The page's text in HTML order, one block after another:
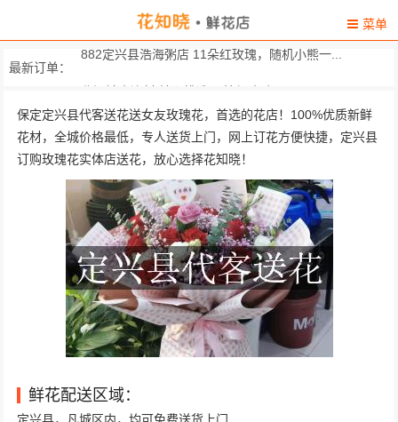
菜单
最新订单：
882定兴县浩海粥店 11朵红玫瑰，随机小熊一...
惠友购物广场三楼米拉格专厅 11朵顶级红玫瑰，2枝香水
定兴县北田乡西晓村 粉色康乃馨11朵、粉色香...
定兴县先于镇龙华村小学 11枝粉色康乃馨，2枝多头...
天奕商厦4楼梁丰 精心挑选11枝顶级红玫瑰...
保定市定兴县北田乡东韩村 精选11朵红玫瑰，搭配黄...
保定定兴县代客送花送女友玫瑰花，首选的花店！100%优质新鲜
花材，全城价格最低，专人送货上门，网上订花方便快捷，定兴县
订购玫瑰花实体店送花，放心选择花知晓！
鲜花配送区域：